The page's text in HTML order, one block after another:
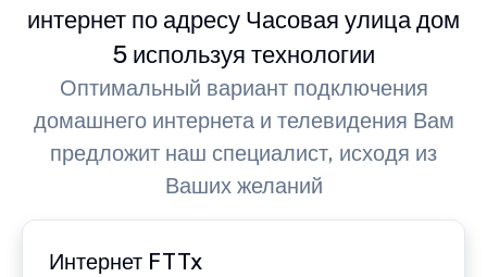
интернет по адресу Часовая улица дом
5 используя технологии
Оптимальный вариант подключения
домашнего интернета и телевидения Вам
предложит наш специалист, исходя из
Ваших желаний
Интернет FTTx